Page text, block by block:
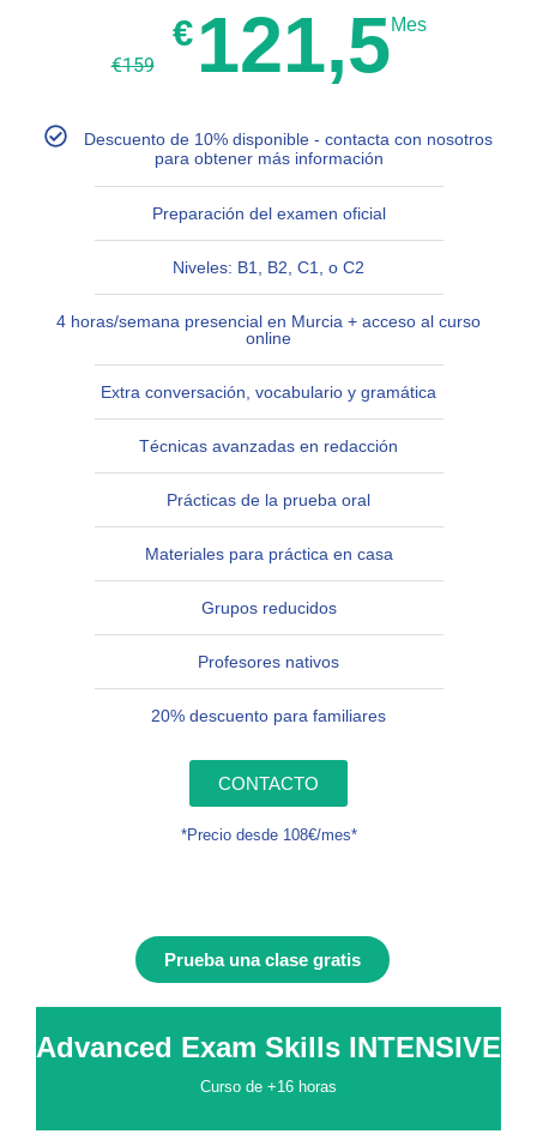
€159
€ 121,5Mes
Descuento de 10% disponible - contacta con nosotros
para obtener más información
Preparación del examen oficial
Niveles: B1, B2, C1, o C2
4 horas/semana presencial en Murcia + acceso al curso
online
Extra conversación, vocabulario y gramática
Técnicas avanzadas en redacción
Prácticas de la prueba oral
Materiales para práctica en casa
Grupos reducidos
Profesores nativos
20% descuento para familiares
CONTACTO
*Precio desde 108€/mes*
Prueba una clase gratis
Advanced Exam Skills INTENSIVE
Curso de +16 horas